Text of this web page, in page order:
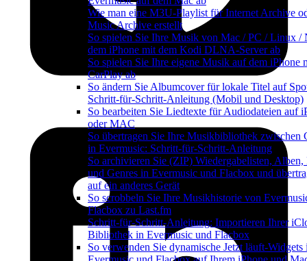
Wie man eine M3U-Playlist für Internet Archive
Music Archive erstellt
So spielen Sie Ihre Musik von Mac / PC / Linux /
dem iPhone mit dem Kodi DLNA-Server ab
So spielen Sie Ihre eigene Musik auf dem iPhone
CarPlay ab
So ändern Sie Albumcover für lokale Titel auf
Schritt-für-Schritt-Anleitung (Mobil und Desktop)
So bearbeiten Sie Liedtexte für Audiodateien auf
oder MAC
So übertragen Sie Ihre Musikbibliothek zwischen
in Evermusic: Schritt-für-Schritt-Anleitung
So archivieren Sie (ZIP) Wiedergabelisten,
und Genres in Evermusic und Flacbox und
auf ein anderes Gerät
So scrobbeln Sie Ihre Musikhistorie von
Flacbox zu Last.fm
Schritt-für-Schritt-Anleitung: Importieren Ihrer
Bibliothek in Evermusic und Flacbox
So verwenden Sie dynamische Jetzt läuft-Widgets